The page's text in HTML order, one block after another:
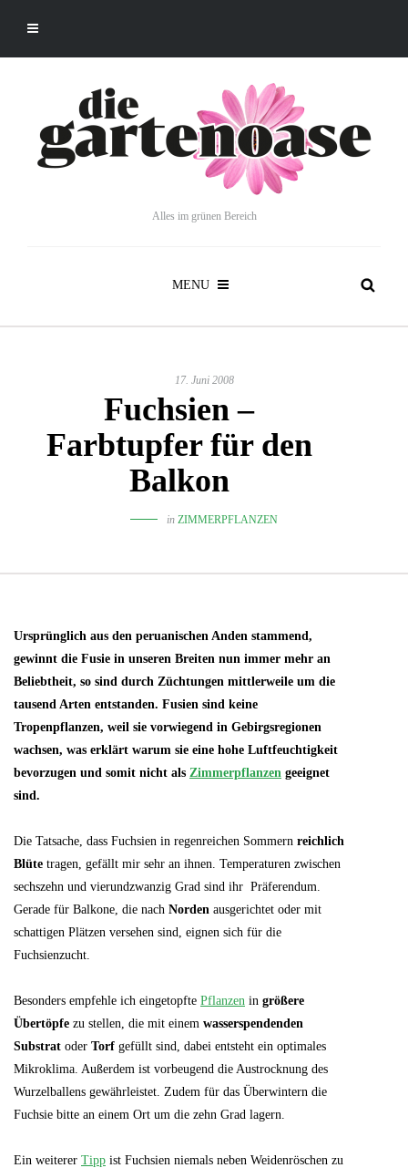
Alles im grünen Bereich
MENU
17. Juni 2008
Fuchsien –
Farbtupfer für den
Balkon
in ZIMMERPFLANZEN
Ursprünglich aus den peruanischen Anden stammend,
gewinnt die Fusie in unseren Breiten nun immer mehr an
Beliebtheit, so sind durch Züchtungen mittlerweile um die
tausend Arten entstanden. Fusien sind keine
Tropenpflanzen, weil sie vorwiegend in Gebirgsregionen
wachsen, was erklärt warum sie eine hohe Luftfeuchtigkeit
bevorzugen und somit nicht als Zimmerpflanzen geeignet
sind.
Die Tatsache, dass Fuchsien in regenreichen Sommern reichlich
Blüte tragen, gefällt mir sehr an ihnen. Temperaturen zwischen
sechszehn und vierundzwanzig Grad sind ihr Präferendum.
Gerade für Balkone, die nach Norden ausgerichtet oder mit
schattigen Plätzen versehen sind, eignen sich für die
Fuchsienzucht.
Besonders empfehle ich eingetopfte Pflanzen in größere
Übertöpfe zu stellen, die mit einem wasserspendenden
Substrat oder Torf gefüllt sind, dabei entsteht ein optimales
Mikroklima. Außerdem ist vorbeugend die Austrocknung des
Wurzelballens gewährleistet. Zudem für das Überwintern die
Fuchsie bitte an einem Ort um die zehn Grad lagern.
Ein weiterer Tipp ist Fuchsien niemals neben Weidenröschen zu